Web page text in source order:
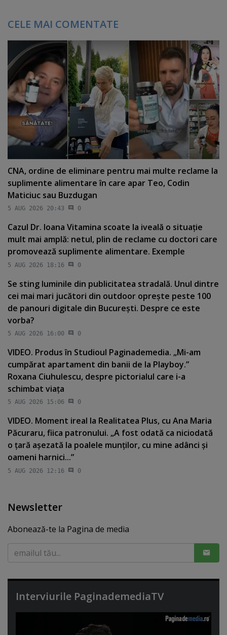
CELE MAI COMENTATE
CNA, ordine de eliminare pentru mai multe reclame la
suplimente alimentare în care apar Teo, Codin
Maticiuc sau Buzdugan
5 AUG 2026 20:43 0
Cazul Dr. Ioana Vitamina scoate la iveală o situaţie
mult mai amplă: netul, plin de reclame cu doctori care
promovează suplimente alimentare. Exemple
5 AUG 2026 18:16 0
Se sting luminile din publicitatea stradală. Unul dintre
cei mai mari jucători din outdoor opreşte peste 100
de panouri digitale din Bucureşti. Despre ce este
vorba?
5 AUG 2026 16:00 0
VIDEO. Produs în Studioul Paginademedia. „Mi-am
cumpărat apartament din banii de la Playboy.”
Roxana Ciuhulescu, despre pictorialul care i-a
schimbat viaţa
5 AUG 2026 15:06 0
VIDEO. Moment ireal la Realitatea Plus, cu Ana Maria
Păcuraru, fiica patronului. „A fost odată ca niciodată
o ţară aşezată la poalele munţilor, cu mine adânci şi
oameni harnici...”
5 AUG 2026 12:16 0
Newsletter
Abonează-te la Pagina de media
Interviurile PaginademediaTV